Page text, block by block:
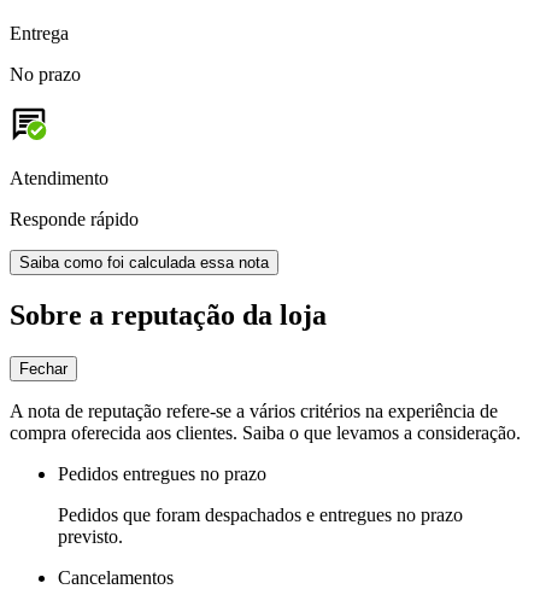
Entrega
No prazo
Atendimento
Responde rápido
Saiba como foi calculada essa nota
Sobre a reputação da loja
Fechar
A nota de reputação refere-se a vários critérios na experiência de
compra oferecida aos clientes. Saiba o que levamos a consideração.
Pedidos entregues no prazo
Pedidos que foram despachados e entregues no prazo
previsto.
Cancelamentos